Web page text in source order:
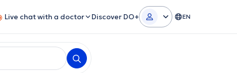
Live chat with a doctor Discover DO+ EN